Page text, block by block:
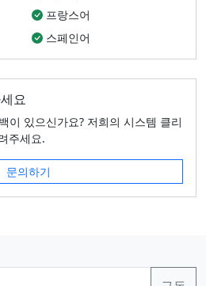
프랑스어
스페인어
요
이 있으신가요? 저희의 시스템 클리
주세요.
문의하기